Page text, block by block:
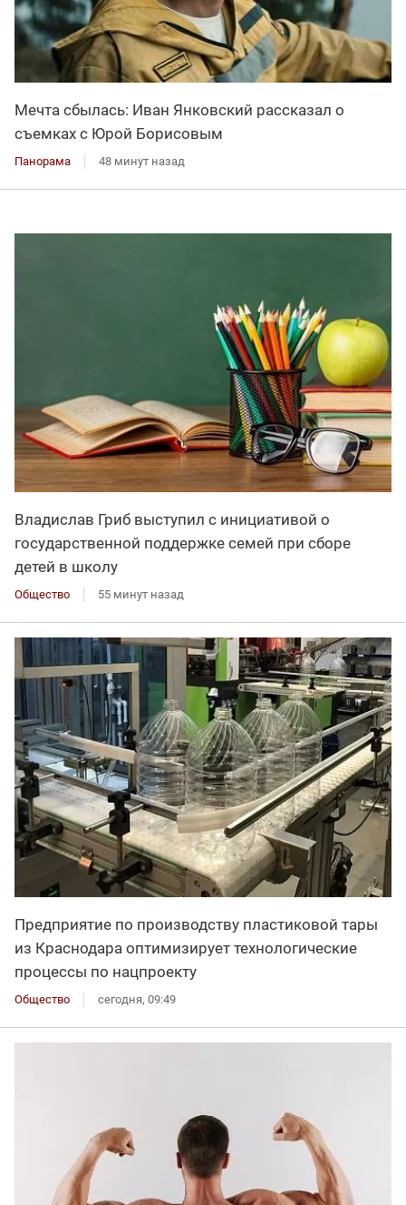
Мечта сбылась: Иван Янковский рассказал о
съемках с Юрой Борисовым
Панорама 48 минут назад
Владислав Гриб выступил с инициативой о
государственной поддержке семей при сборе
детей в школу
Общество 55 минут назад
Предприятие по производству пластиковой тары
из Краснодара оптимизирует технологические
процессы по нацпроекту
Общество сегодня, 09:49